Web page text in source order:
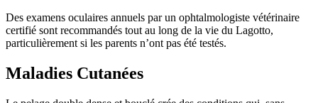
Des examens oculaires annuels par un ophtalmologiste vétérinaire
certifié sont recommandés tout au long de la vie du Lagotto,
particulièrement si les parents n’ont pas été testés.
Maladies Cutanées